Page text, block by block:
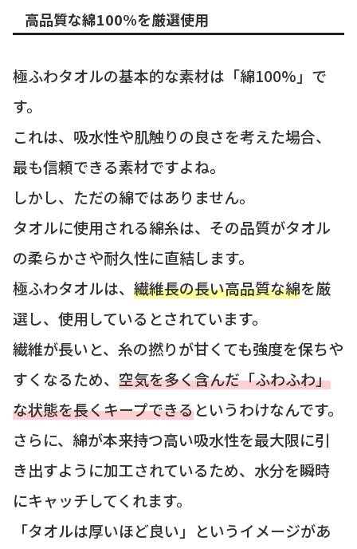
高品質な綿100%を厳選使用
極ふわタオルの基本的な素材は「綿100%」で
す。
これは、吸水性や肌触りの良さを考えた場合、
最も信頼できる素材ですよね。
しかし、ただの綿ではありません。
タオルに使用される綿糸は、その品質がタオル
の柔らかさや耐久性に直結します。
極ふわタオルは、 繊維長の長い高品質な綿を厳
選し、使用しているとされています。
繊維が長いと、糸の撚りが甘くても強度を保ちや
すくなるため、 空気を多く含んだ「ふわふわ」
な状態を長くキープできるというわけなんです。
さらに、綿が本来持つ高い吸水性を最大限に引
き出すように加工されているため、水分を瞬時
にキャッチしてくれます。
「タオルは厚いほど良い」というイメージがあ